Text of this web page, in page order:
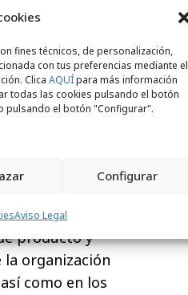
fines técnicos, de personalización,
con tus preferencias mediante el
Clica AQUÍpara más información
todas las cookies pulsando el botón
pulsando el botón "Configurar".
Configurar
Aviso Legal
más de
de directora
en el
portales
de
el que
de
producto y
organización
como en los